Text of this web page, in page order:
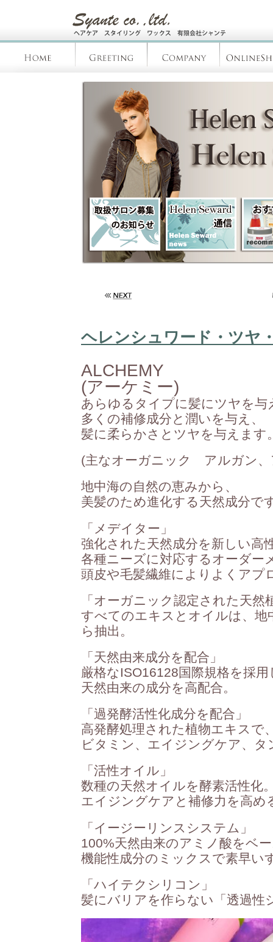
ヘレンシュワード・ツヤ
ALCHEMY
(アーケミー)
あらゆるタイプに髪にツヤを与
多くの補修成分と潤いを与え、
髪に柔らかさとツヤを与えます
(主なオーガニック アルガン、
地中海の自然の恵みから、
美髪のため進化する天然成分で
「メデイター」
強化された天然成分を新しい高
各種ニーズに対応するオーダー
頭皮や毛髪繊維によりよくアプ
「オーガニック認定された天
すべてのエキスとオイルは、地
ら抽出。
「天然由来成分を配合」
厳格なISO16128国際規格を採用
天然由来の成分を高配合。
「過発酵活性化成分を配合」
高発酵処理された植物エキスで
ビタミン、エイジングケア、タ
「活性オイル」
数種の天然オイルを酵素活性化
エイジングケアと補修力を高め
「イージーリンスシステム」
100%天然由来のアミノ酸をベ
機能性成分のミックスで素早い
「ハイテクシリコン」
髪にバリアを作らない「透過性